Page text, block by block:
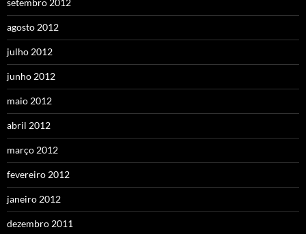
agosto 2012
julho 2012
junho 2012
maio 2012
abril 2012
março 2012
fevereiro 2012
janeiro 2012
dezembro 2011